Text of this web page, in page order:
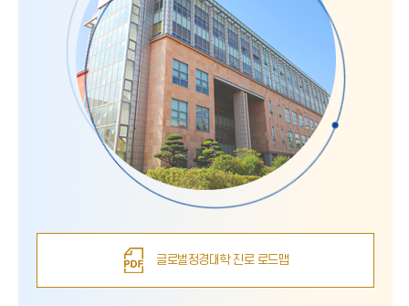
글로벌정경대학 진로 로드맵